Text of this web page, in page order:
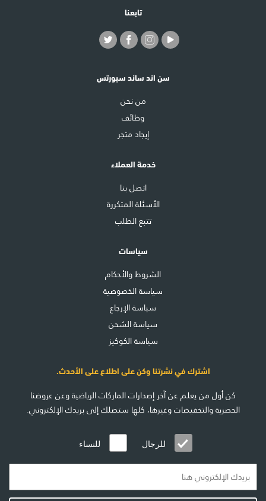
تابعنا
سن اند ساند سبورتس
من نحن
وظائف
إيجاد متجر
خدمة العملاء
اتصل بنا
الأسئلة المتكررة
تتبع الطلب
سياسات
الشروط والأحكام
سياسة الخصوصية
سياسة الإرجاع
سياسة الشحن
سياسة الكوكيز
اشترك في نشرتنا وكن على اطلاع على الأحدث.
كن أول من يعلم عن آخر إصدارات الماركات الرياضية وعن عروضنا
الحصرية والتخفيضات وغيرها، كلها ستصلك إلى بريدك الإلكتروني.
للرجال للنساء